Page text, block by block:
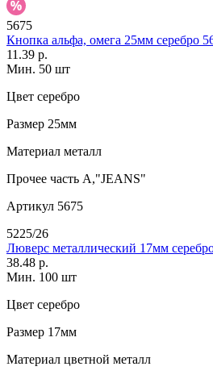
5675
Кнопка альфа, омега 25мм серебро
11.39 р.
Мин. 50 шт
Цвет серебро
Размер 25мм
Материал металл
Прочее часть А,"JEANS"
Артикул 5675
5225/26
Люверс металлический 17мм
38.48 р.
Мин. 100 шт
Цвет серебро
Размер 17мм
Материал цветной металл